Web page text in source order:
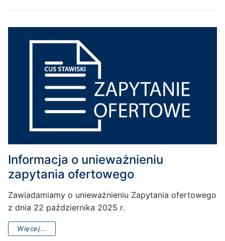
Informacja o unieważnieniu
zapytania ofertowego
Zawiadamiamy o unieważnieniu Zapytania ofertowego
z dnia 22 października 2025 r.
Więcej...